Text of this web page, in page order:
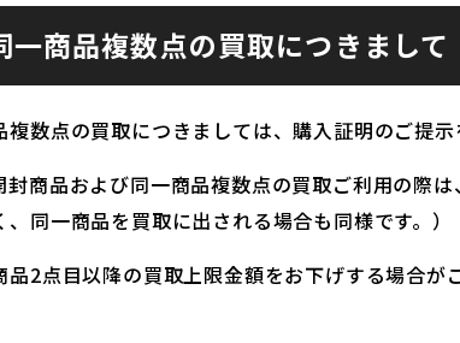
一商品複数点の買取につきまして
数点の買取につきましては、購入証明のご提示
封商品および同一商品複数点の買取ご利用の際
同一商品を買取に出される場合も同様です。）
2点目以降の買取上限金額をお下げする場合が